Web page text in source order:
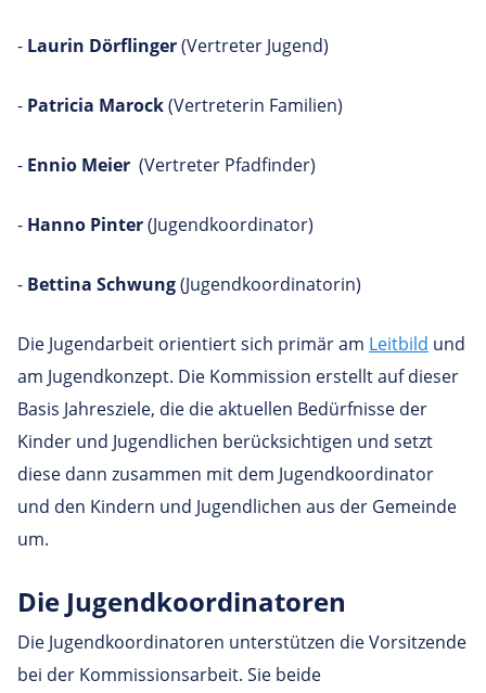
- Laurin Dörflinger(Vertreter Jugend)
- Patricia Marock(Vertreterin Familien)
- Ennio Meier (Vertreter Pfadfinder)
- Hanno Pinter(Jugendkoordinator)
- Bettina Schwung(Jugendkoordinatorin)
Die Jugendarbeit orientiert sich primär am Leitbild und
am Jugendkonzept. Die Kommission erstellt auf dieser
Basis Jahresziele, die die aktuellen Bedürfnisse der
Kinder und Jugendlichen berücksichtigen und setzt
diese dann zusammen mit dem Jugendkoordinator
und den Kindern und Jugendlichen aus der Gemeinde
um.
Die Jugendkoordinatoren
Die Jugendkoordinatoren unterstützen die Vorsitzende
bei der Kommissionsarbeit. Sie beide